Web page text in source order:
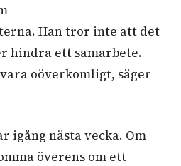
Han tror inte att det
hindra ett samarbete.
oöverkomligt, säger
igång nästa vecka. Om
överens om ett